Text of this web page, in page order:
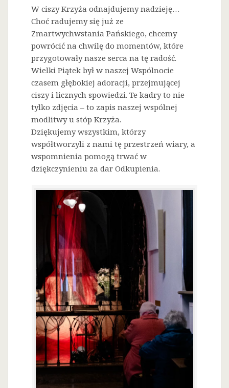
W ciszy Krzyża odnajdujemy nadzieję…
Choć radujemy się już ze
Zmartwychwstania Pańskiego, chcemy
powrócić na chwilę do momentów, które
przygotowały nasze serca na tę radość.
Wielki Piątek był w naszej Wspólnocie
czasem głębokiej adoracji, przejmującej
ciszy i licznych spowiedzi. Te kadry to nie
tylko zdjęcia – to zapis naszej wspólnej
modlitwy u stóp Krzyża.
Dziękujemy wszystkim, którzy
współtworzyli z nami tę przestrzeń wiary, a
wspomnienia pomogą trwać w
dziękczynieniu za dar Odkupienia.